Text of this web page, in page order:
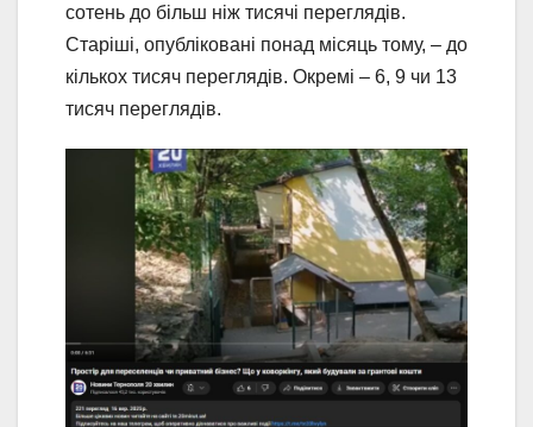
сотень до більш ніж тисячі переглядів.
Старіші, опубліковані понад місяць тому, – до
кількох тисяч переглядів. Окремі – 6, 9 чи 13
тисяч переглядів.